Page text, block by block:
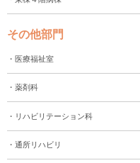
その他部門
・医療福祉室
・薬剤科
・リハビリテーション科
・通所リハビリ